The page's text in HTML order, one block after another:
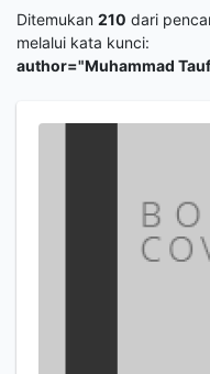
Ditemukan 210 dari
melalui kata kunci:
author="Muhammad